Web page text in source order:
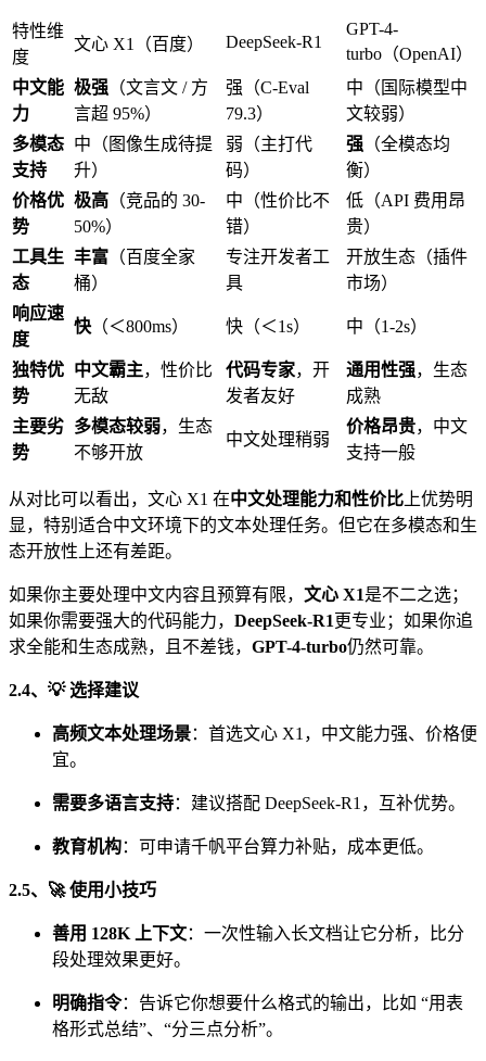
特性维
度
文心 X1（百度） DeepSeek-R1
GPT-4-
turbo（OpenAI）
中文能
力
极强 （文言文 / 方
言超 95%）
强（C-Eval
79.3）
中（国际模型中
文较弱）
多模态
支持
中（图像生成待提
升）
弱（主打代
码）
强 （全模态均
衡）
价格优
势
极高 （竞品的 30-
50%）
中（性价比不
错）
低（API 费用昂
贵）
工具生
态
丰富 （百度全家
桶）
专注开发者工
具
开放生态（插件
市场）
响应速
度
快 （＜800ms） 快（＜1s） 中（1-2s）
独特优
势
中文霸主，性价比
无敌
代码专家，开
发者友好
通用性强，生态
成熟
主要劣
势
多模态较弱，生态
不够开放
中文处理稍弱
价格昂贵，中文
支持一般
从对比可以看出，文心 X1 在中文处理能力和性价比 上优势明
显，特别适合中文环境下的文本处理任务。但它在多模态和生
态开放性上还有差距。
如果你主要处理中文内容且预算有限， 文心 X1是不二之选；
如果你需要强大的代码能力， DeepSeek-R1 更专业；如果你追
求全能和生态成熟，且不差钱， GPT-4-turbo仍然可靠。
2.4、💡 选择建议
高频文本处理场景：首选文心 X1，中文能力强、价格便
宜。
需要多语言支持：建议搭配 DeepSeek-R1，互补优势。
教育机构：可申请千帆平台算力补贴，成本更低。
2.5、🚀 使用小技巧
善用 128K 上下文：一次性输入长文档让它分析，比分
段处理效果更好。
明确指令：告诉它你想要什么格式的输出，比如 “用表
格形式总结”、“分三点分析”。